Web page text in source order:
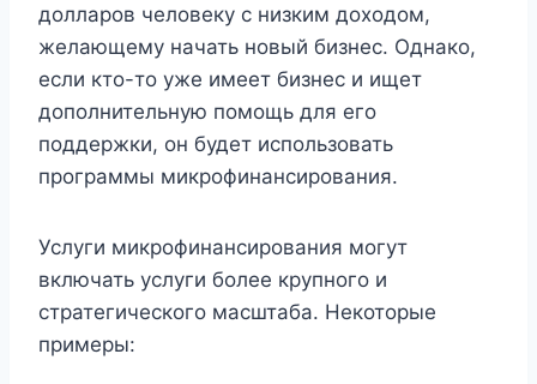
долларов человеку с низким доходом,
желающему начать новый бизнес. Однако,
если кто-то уже имеет бизнес и ищет
дополнительную помощь для его
поддержки, он будет использовать
программы микрофинансирования.
Услуги микрофинансирования могут
включать услуги более крупного и
стратегического масштаба. Некоторые
примеры: